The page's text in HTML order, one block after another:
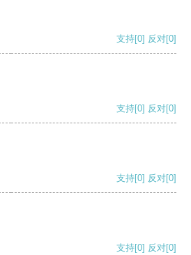
支持[0] 反对[0]
支持[0] 反对[0]
支持[0] 反对[0]
支持[0] 反对[0]